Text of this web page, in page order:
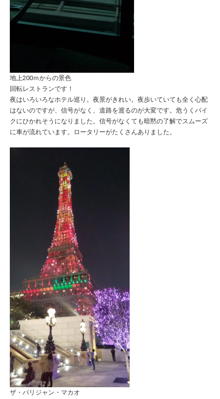
地上200ｍからの景色
回転レストランです！
夜はいろいろなホテル巡り。夜景がきれい。夜歩いていても全く心配
はないのですが、信号がなく、道路を渡るのが大変です。危うくバイ
クにひかれそうになりました。信号がなくても暗黙の了解でスムーズ
に車が流れています。ロータリーがたくさんありました。
ザ・パリジャン・マカオ